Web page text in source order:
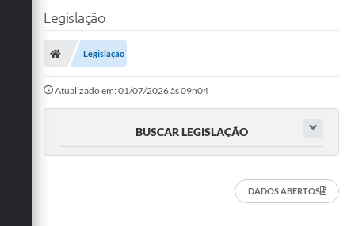
Legislação
Legislação
Atualizado em: 01/07/2026 às 09h04
BUSCAR LEGISLAÇÃO
DADOS ABERTOS